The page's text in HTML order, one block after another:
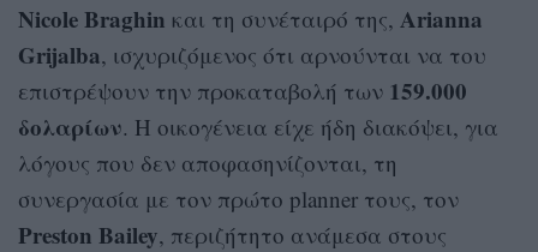
Nicole Braghin και τη συνέταιρό της, Arianna
Grijalba, ισχυριζόμενος ότι αρνούνται να του
επιστρέψουν την προκαταβολή των 159.000
δολαρίων. Η οικογένεια είχε ήδη διακόψει, για
λόγους που δεν αποφασηνίζονται, τη
συνεργασία με τον πρώτο planner τους, τον
Preston Bailey, περιζήτητο ανάμεσα στους